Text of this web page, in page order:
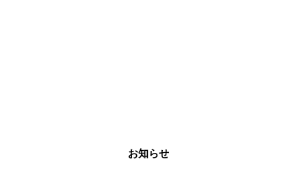
お知らせ